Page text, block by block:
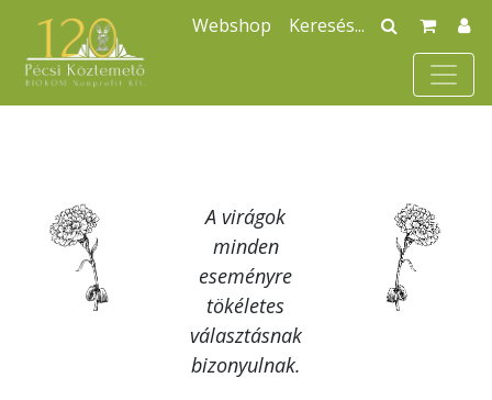
Webshop
A virágok
minden
eseményre
tökéletes
választásnak
bizonyulnak.